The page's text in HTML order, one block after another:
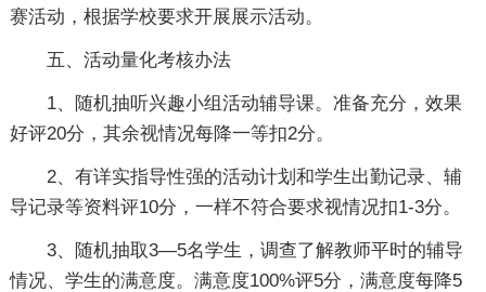
赛活动，根据学校要求开展展示活动。
五、活动量化考核办法
1、随机抽听兴趣小组活动辅导课。准备充分，效果
好评20分，其余视情况每降一等扣2分。
2、有详实指导性强的活动计划和学生出勤记录、辅
导记录等资料评10分，一样不符合要求视情况扣1-3分。
3、随机抽取3—5名学生，调查了解教师平时的辅导
情况、学生的满意度。满意度100%评5分，满意度每降5